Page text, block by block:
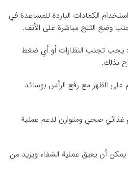
الكمادات الباردة للمساعدة في
وضع الثلج مباشرة على الأنف.
يجب تجنب النظارات أو أي ضغط
بذلك.
على الظهر مع رفع الرأس بوسائد
غذائي صحي ومتوازن لدعم عملية
أن يعيق عملية الشفاء ويزيد من